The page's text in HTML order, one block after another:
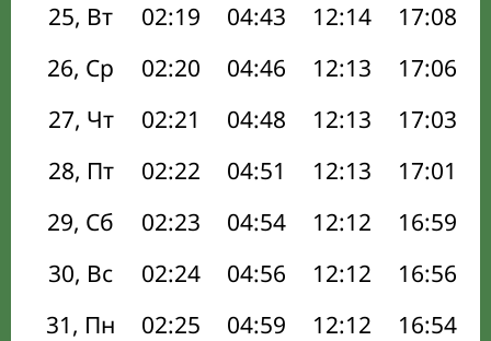
25, Вт
02:19 04:43 12:14 17:08
26, Ср
02:20 04:46 12:13 17:06
27, Чт
02:21 04:48 12:13 17:03
28, Пт
02:22 04:51 12:13 17:01
29, Сб
02:23 04:54 12:12 16:59
30, Вс
02:24 04:56 12:12 16:56
31, Пн
02:25 04:59 12:12 16:54